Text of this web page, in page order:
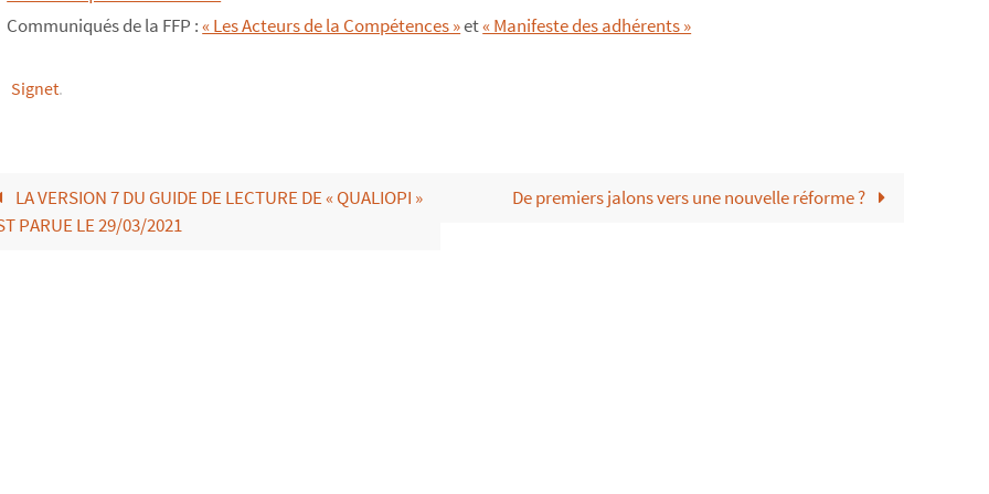
Communiqués de la FFP :« Les Acteurs de la Compétences »et« Manifeste des adhérents »
Signet.
LA VERSION 7 DU GUIDE DE LECTURE DE « QUALIOPI »
PARUE LE 29/03/2021
De premiers jalons vers une nouvelle réforme ?